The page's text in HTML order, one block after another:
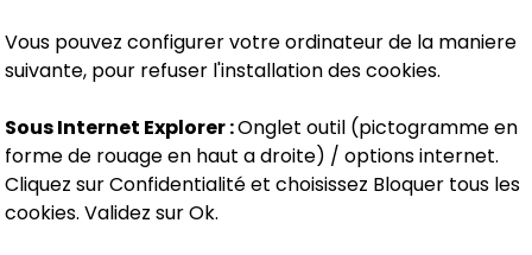
Vous pouvez configurer votre ordinateur de la maniere
suivante, pour refuser l'installation des cookies.
Sous Internet Explorer :Onglet outil (pictogramme en
forme de rouage en haut a droite) / options internet.
Cliquez sur Confidentialité et choisissez Bloquer tous les
cookies. Validez sur Ok.